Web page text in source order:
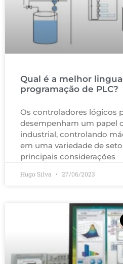
Qual é a melhor
programação de PLC?
Os controladores lógicos
desempenham um papel
industrial, controlando
em uma variedade de
principais considerações
Hugo Silva 27/06/2023